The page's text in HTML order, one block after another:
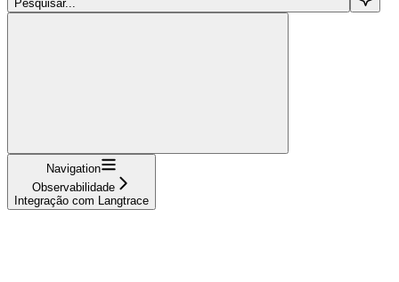
Pesquisar...
Navigation
Observabilidade
Integração com Langtrace